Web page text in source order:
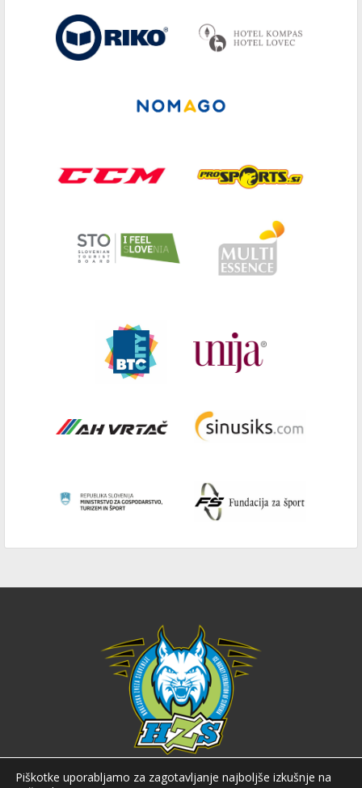
Hokejska zveza Slovenije
Piškotke uporabljamo za zagotavljanje najboljše izkušnje na